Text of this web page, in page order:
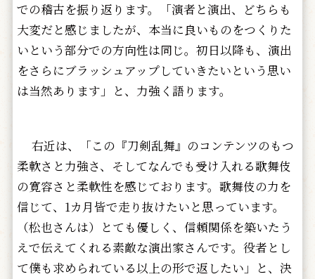
での稽古を振り返ります。「演者と演出、どちらも
大変だと感じましたが、本当に良いものをつくりた
いという部分での方向性は同じ。初日以降も、演出
をさらにブラッシュアップしていきたいという思い
は当然あります」と、力強く語ります。
右近は、「この『刀剣乱舞』のコンテンツのもつ
柔軟さと力強さ、そしてなんでも受け入れる歌舞伎
の寛容さと柔軟性を感じております。歌舞伎の力を
信じて、1カ月皆で走り抜けたいと思っています。
（松也さんは）とても優しく、信頼関係を築いたう
えで伝えてくれる素敵な演出家さんです。役者とし
て僕も求められている以上の形で返したい」と、決